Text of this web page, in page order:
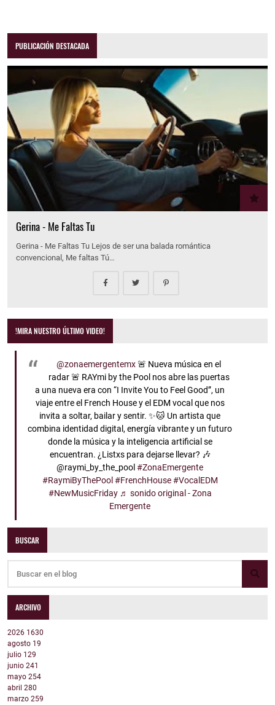
PUBLICACIÓN DESTACADA
Gerina - Me Faltas Tu
Gerina - Me Faltas Tu Lejos de ser una balada romántica
convencional, Me faltas Tú…
!MIRA NUESTRO ÚLTIMO VIDEO!
@zonaemergentemx🚨 Nueva música en el
radar 🚨 RAYmi by the Pool nos abre las puertas
a una nueva era con “I Invite You to Feel Good”, un
viaje entre el French House y el EDM vocal que nos
invita a soltar, bailar y sentir. ✨🐱 Un artista que
combina identidad digital, energía vibrante y un futuro
donde la música y la inteligencia artificial se
encuentran. ¿Listxs para dejarse llevar? 🎶
@raymi_by_the_pool#ZonaEmergente
#RaymiByThePool #FrenchHouse #VocalEDM
#NewMusicFriday ♬ sonido original - Zona
Emergente
BUSCAR
ARCHIVO
2026 1630
agosto 19
julio 129
junio 241
mayo 254
abril 280
marzo 259